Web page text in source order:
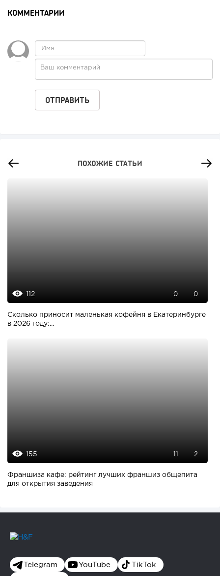
КОММЕНТАРИИ
ПОХОЖИЕ СТАТЬИ
112 0 0
Сколько приносит маленькая кофейня в Екатеринбурге
в 2026 году:...
155 2
Франшиза кафе: рейтинг лучших франшиз общепита
для открытия заведения
Telegram YouTube TikTok